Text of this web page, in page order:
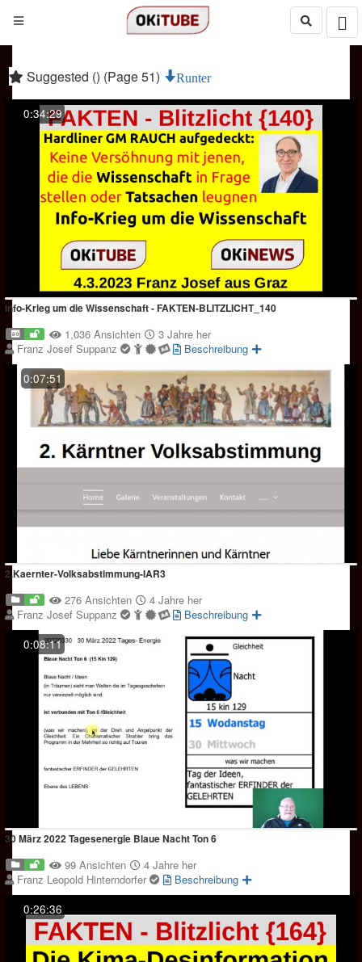
Suggested () (Page 51) Runter
0:34:29
Info-Krieg um die Wissenschaft - FAKTEN-BLITZLICHT_140
1,036 Ansichten
3 Jahre her
Franz Josef Suppanz
Beschreibung
0:07:51
2.Kaernter-Volksabstimmung-IAR3
276 Ansichten
4 Jahre her
Franz Josef Suppanz
Beschreibung
0:08:11
30 März 2022 Tagesenergie Blaue Nacht Ton 6
99 Ansichten
4 Jahre her
Franz Leopold Hinterndorfer
Beschreibung
0:26:36